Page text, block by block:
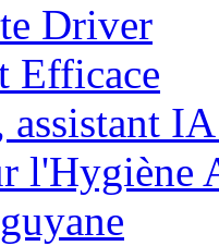
Driver
Efficace
l'Hygiène